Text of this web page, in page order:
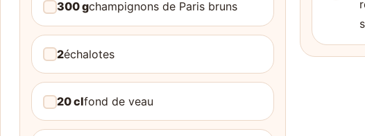
300 gchampignons de Paris bruns
2échalotes
20 clfond de veau